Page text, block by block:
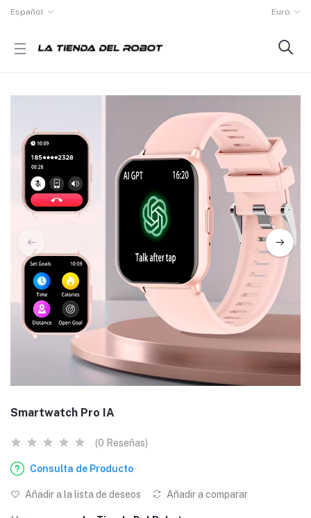
Español Euro
Smartwatch Pro IA
(0 Reseñas)
Consulta de Producto
Añadir a la lista de deseos Añadir a comparar